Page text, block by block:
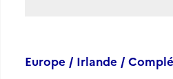
Europe / Irlande /